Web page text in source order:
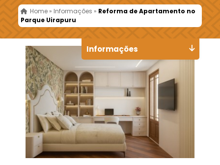
Home » Informações » Reforma de Apartamento no
Parque Uirapuru
Informações